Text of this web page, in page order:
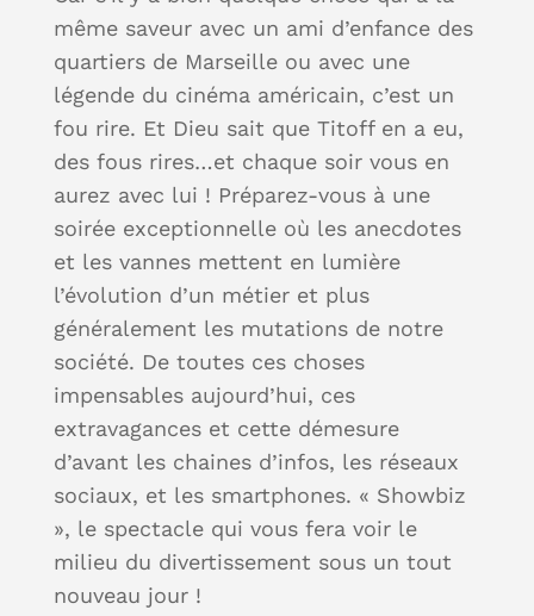
même saveur avec un ami d’enfance des
quartiers de Marseille ou avec une
légende du cinéma américain, c’est un
fou rire. Et Dieu sait que Titoff en a eu,
des fous rires…et chaque soir vous en
aurez avec lui ! Préparez-vous à une
soirée exceptionnelle où les anecdotes
et les vannes mettent en lumière
l’évolution d’un métier et plus
généralement les mutations de notre
société. De toutes ces choses
impensables aujourd’hui, ces
extravagances et cette démesure
d’avant les chaines d’infos, les réseaux
sociaux, et les smartphones. « Showbiz
», le spectacle qui vous fera voir le
milieu du divertissement sous un tout
nouveau jour !